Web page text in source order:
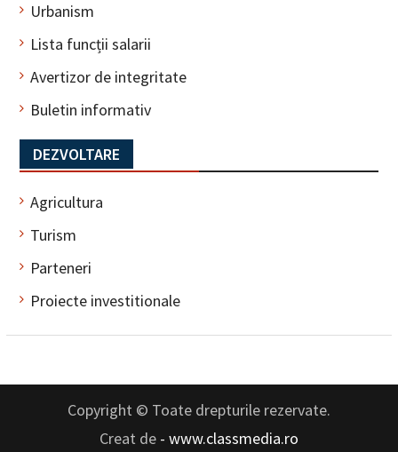
Urbanism
Lista funcții salarii
Avertizor de integritate
Buletin informativ
DEZVOLTARE
Agricultura
Turism
Parteneri
Proiecte investitionale
Copyright © Toate drepturile rezervate.
Creat de - www.classmedia.ro